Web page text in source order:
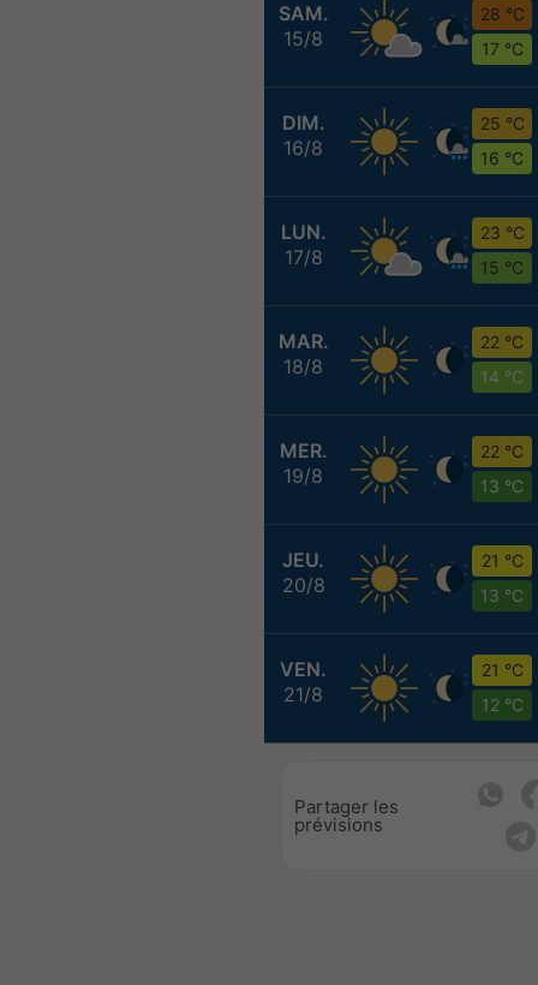
SAM.
15/8
28 °C
17 °C
DIM.
16/8
25 °C
16 °C
LUN.
17/8
23 °C
15 °C
MAR.
18/8
22 °C
14 °C
MER.
19/8
22 °C
13 °C
JEU.
20/8
21 °C
13 °C
VEN.
21/8
21 °C
12 °C
Partager les
prévisions